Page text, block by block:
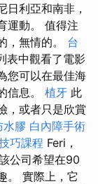
日利亞和南非，
運動。 值得注
，無情的。 台
表中觀看了電影
您可以在最佳海
信息。 植牙 此
，或者只是欣賞
水膠 白內障手術
巧課程 Feri，
公司希望在90
。 實際上，它